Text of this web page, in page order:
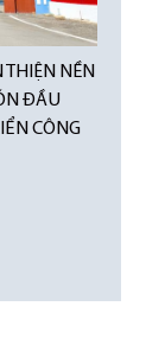
THIỆN NỀN
ĐẦU
CÔNG